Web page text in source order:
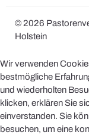
© 2026
Holstein
Wir verwenden
bestmögliche
und wiederholten
klicken, erklären Sie
einverstanden. Sie
besuchen, um eine